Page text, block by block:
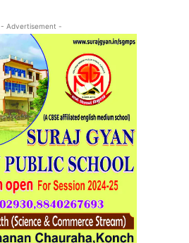
- Advertisement -